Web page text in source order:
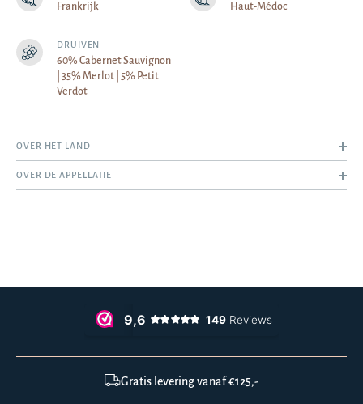
Frankrijk Haut-Médoc
DRUIVEN
60% Cabernet Sauvignon
| 35% Merlot | 5% Petit
Verdot
OVER HET LAND
OVER DE APPELLATIE
Gratis levering vanaf €125,-